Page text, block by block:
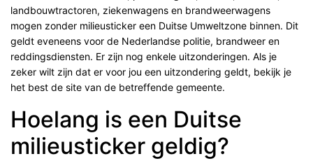
landbouwtractoren, ziekenwagens en brandweerwagens
mogen zonder milieusticker een Duitse Umweltzone binnen. Dit
geldt eveneens voor de Nederlandse politie, brandweer en
reddingsdiensten. Er zijn nog enkele uitzonderingen. Als je
zeker wilt zijn dat er voor jou een uitzondering geldt, bekijk je
het best de site van de betreffende gemeente.
Hoelang is een Duitse
milieusticker geldig?